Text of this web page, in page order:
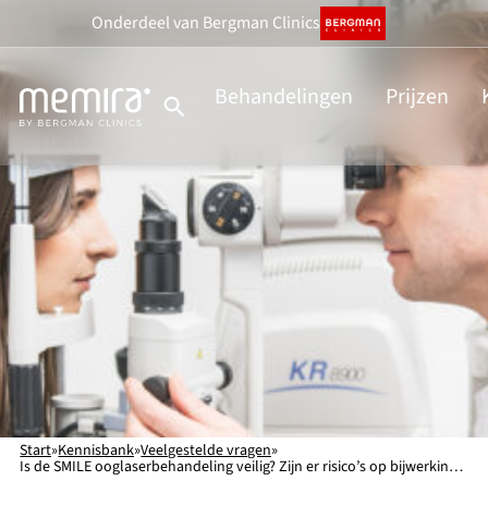
naar
de
inhoud
Onderdeelvan Bergman Clinics
Behandelingen Prijzen
Start»Kennisbank»Veelgestelde vragen»
Is de SMILE ooglaserbehandeling veilig? Zijn er risico’s op bijwerkingen en complicaties?